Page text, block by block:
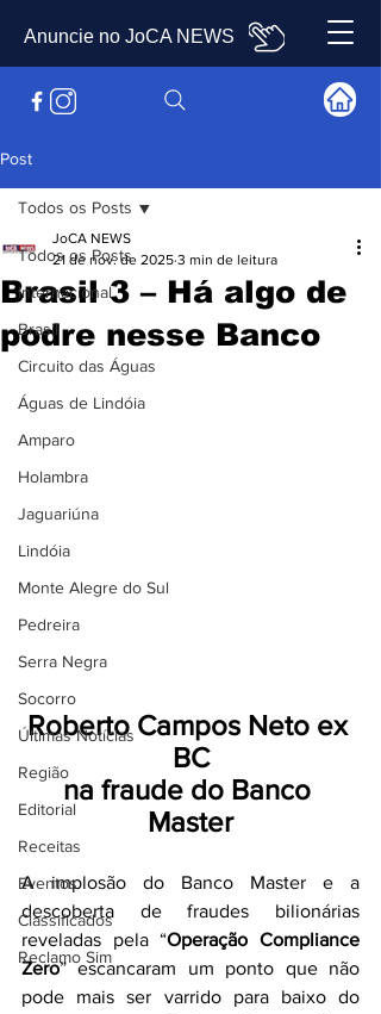
Anuncie no JoCA NEWS
Post
Todos os Posts
Internacional
Brasil
Circuito das Águas
Águas de Lindóia
Amparo
Holambra
Jaguariúna
Lindóia
Monte Alegre do Sul
Pedreira
Serra Negra
Socorro
Últimas Notícias
Região
Editorial
Receitas
Eventos
Classificados
Reclamo Sim
Todos os Posts
Brasil 3 – Há algo de
podre nesse Banco
JoCA NEWS
21 de nov. de 2025 3 min de leitura
Roberto Campos Neto ex
BC
na fraude do Banco
Master
A implosão do Banco Master e a
descoberta de fraudes bilionárias
reveladas pela “Operação Compliance
Zero” escancaram um ponto que não
pode mais ser varrido para baixo do